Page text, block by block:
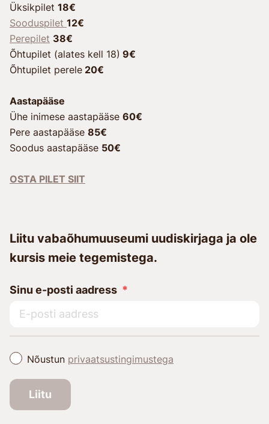
Üksikpilet 18€
Sooduspilet 12€
Perepilet 38€
Õhtupilet (alates kell 18) 9€
Õhtupilet perele 20€
Aastapääse
Ühe inimese aastapääse 60€
Pere aastapääse 85€
Soodus aastapääse 50€
OSTA PILET SIIT
Liitu vabaõhumuuseumi uudiskirjaga ja ole
kursis meie tegemistega.
Sinu e-posti aadress
Nõustun privaatsustingimustega
Liitu